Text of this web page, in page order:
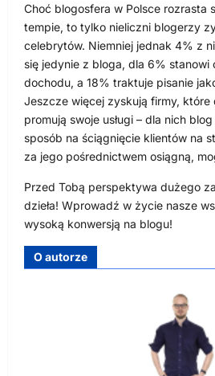
Choć blogosfera w Polsce rozrasta
tempie, to tylko nieliczni blogerzy
celebrytów. Niemniej jednak 4% z
się jedynie z bloga, dla 6% stanowi
dochodu, a 18% traktuje pisanie
Jeszcze więcej zyskują firmy, które
promują swoje usługi – dla nich
sposób na ściągnięcie klientów na
za jego pośrednictwem osiągną,
Przed Tobą perspektywa dużego
dzieła! Wprowadź w życie nasze
wysoką konwersją na blogu!
O autorze